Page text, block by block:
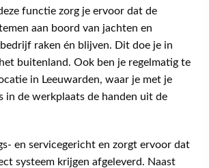
functie zorg je ervoor dat de
aan boord van jachten en
raken én blijven. Dit doe je in
buitenland. Ook ben je regelmatig te
in Leeuwarden, waar je met je
in de werkplaats de handen uit de
en servicegericht en zorgt ervoor dat
systeem krijgen afgeleverd. Naast